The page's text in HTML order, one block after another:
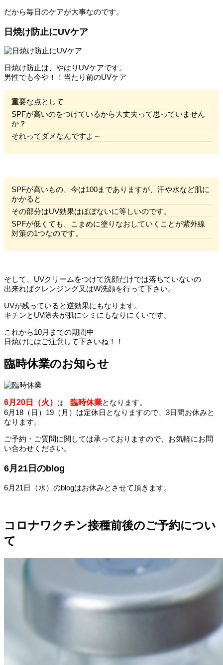
だから毎日のケアが大事なのです。
日焼け防止にUVケア
日焼け防止は、やはりUVケアです。
男性でも今や！！当たり前のUVケア
重要な点として
SPFが高いのをつけているから大丈夫って思っていません
か？
それってダメなんですよ～
SPFが高いもの、今は100までありますが、汗や水など肌に
かかると
その部分はUV効果はほぼないに等しいのです。
SPFが低くても、こまめに塗りなおしていくことが紫外線
対策の1つなのです。
そして、UVクリームをつけて洗顔だけでは落ちていないの
出来ればクレンジング又はW洗顔を行って下さい。
UVが残っていると逆効果にもなります。
キチンとUV除去が肌にシミにもなりにくいです。
これから10月までの期間中
日焼けにはご注意して下さいね！！
臨時休業のお知らせ
6月20日（火） は 臨時休業となります。
6月18（日）19（月）は定休日となりますので、3日間お休みと
なります。
ご予約・ご質問に関しては承っておりますので、お気軽にお問
い合わせください。
6月21日のblog
6月21日（水）のblogはお休みとさせて頂きます。
コロナワクチン接種前後のご予約につい
て